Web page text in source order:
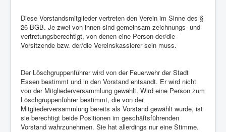
Diese Vorstandsmitglieder vertreten den Verein im Sinne des §
26 BGB. Je zwei von ihnen sind gemeinsam zeichnungs- und
vertretungsberechtigt, von denen eine Person der/die
Vorsitzende bzw. der/die Vereinskassierer sein muss.
Der Löschgruppenführer wird von der Feuerwehr der Stadt
Essen bestimmt und in den Vorstand entsandt. Er wird nicht
von der Mitgliederversammlung gewählt. Wird eine Person zum
Löschgruppenführer bestimmt, die von der
Mitgliederversammlung bereits als Vorstand gewählt wurde, ist
sie berechtigt beide Positionen im geschäftsführenden
Vorstand wahrzunehmen. Sie hat allerdings nur eine Stimme.